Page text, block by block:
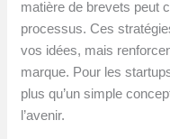
matière de brevets peut
processus. Ces
vos idées, mais
marque. Pour les
plus qu’un simple
l’avenir.